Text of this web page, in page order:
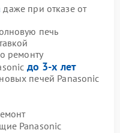
даже при отказе от
печь
ремонту
до 3-х лет
печей Panasonic
Panasonic